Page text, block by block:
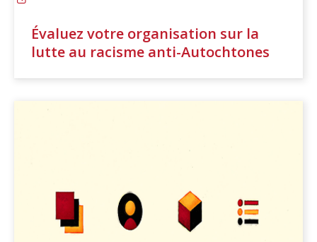
Évaluez votre organisation sur la
lutte au racisme anti-Autochtones